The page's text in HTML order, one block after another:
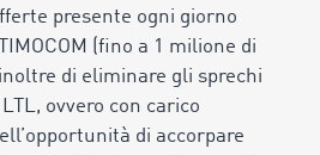
presente ogni giorno
(fino a 1 milione di
di eliminare gli sprechi
ovvero con carico
di accorpare